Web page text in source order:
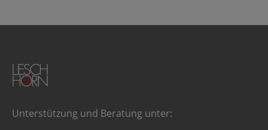
Unterstützung und Beratung unter: